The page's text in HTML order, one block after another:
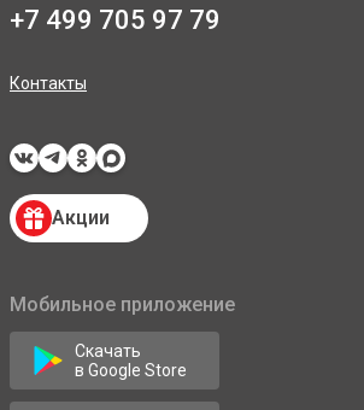
+7 499 705 97 79
Контакты
Акции
Мобильное приложение
Скачать
в Google Store